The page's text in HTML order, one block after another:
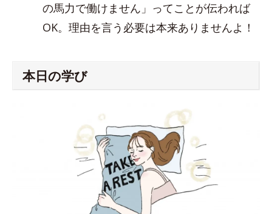
の馬力で働けません」ってことが伝われば
OK。理由を言う必要は本来ありませんよ！
本日の学び